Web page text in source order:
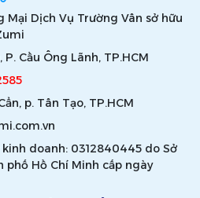
Mại Dịch Vụ Trường Vân sở hữu
Cầu Ông Lãnh, TP.HCM
p. Tân Tạo, TP.HCM
doanh: 0312840445 do Sở
phố Hồ Chí Minh cấp ngày